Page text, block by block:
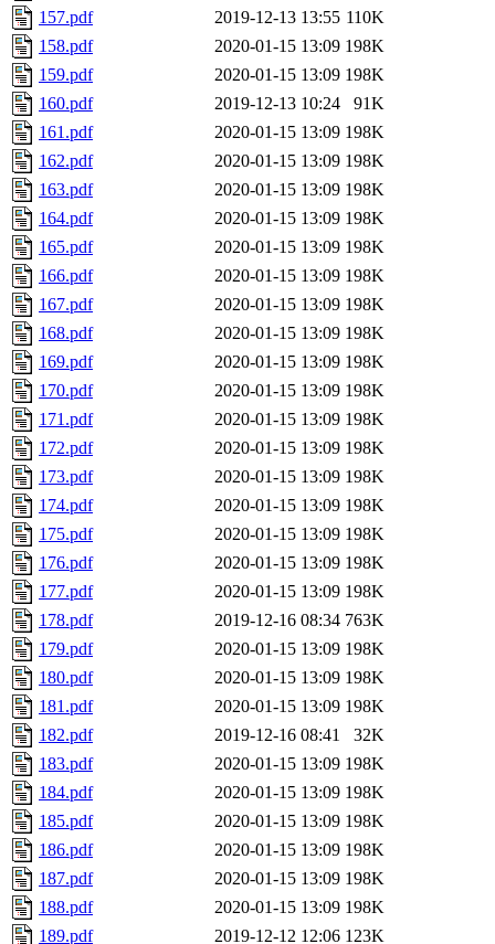
157.pdf
2019-12-13 13:55 110K
158.pdf
2020-01-15 13:09 198K
159.pdf
2020-01-15 13:09 198K
160.pdf
2019-12-13 10:24
91K
161.pdf
2020-01-15 13:09 198K
162.pdf
2020-01-15 13:09 198K
163.pdf
2020-01-15 13:09 198K
164.pdf
2020-01-15 13:09 198K
165.pdf
2020-01-15 13:09 198K
166.pdf
2020-01-15 13:09 198K
167.pdf
2020-01-15 13:09 198K
168.pdf
2020-01-15 13:09 198K
169.pdf
2020-01-15 13:09 198K
170.pdf
2020-01-15 13:09 198K
171.pdf
2020-01-15 13:09 198K
172.pdf
2020-01-15 13:09 198K
173.pdf
2020-01-15 13:09 198K
174.pdf
2020-01-15 13:09 198K
175.pdf
2020-01-15 13:09 198K
176.pdf
2020-01-15 13:09 198K
177.pdf
2020-01-15 13:09 198K
178.pdf
2019-12-16 08:34 763K
179.pdf
2020-01-15 13:09 198K
180.pdf
2020-01-15 13:09 198K
181.pdf
2020-01-15 13:09 198K
182.pdf
2019-12-16 08:41
32K
183.pdf
2020-01-15 13:09 198K
184.pdf
2020-01-15 13:09 198K
185.pdf
2020-01-15 13:09 198K
186.pdf
2020-01-15 13:09 198K
187.pdf
2020-01-15 13:09 198K
188.pdf
2020-01-15 13:09 198K
189.pdf
2019-12-12 12:06 123K